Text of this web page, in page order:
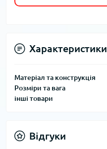
Характеристики
Матеріал та конструкція
Розміри та вага
інші товари
Відгуки